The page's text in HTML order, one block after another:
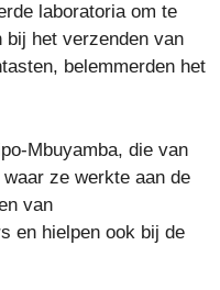
laboratoria om te
bij het verzenden van
belemmerden het
Mbuyamba, die van
ze werkte aan de
van
en hielpen ook bij de